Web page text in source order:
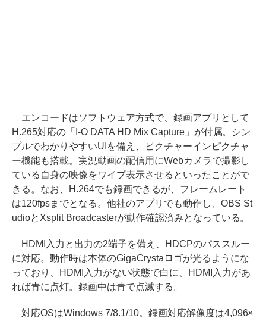
エンコードはソフトウェア方式で、録画アプリとして
H.265対応の「I-O DATA HD Mix Capture」が付属。シン
プルでわかりやすいUIを備え、ピクチャーインピクチャ
ー機能も搭載。実況動画の配信用にWebカメラで撮影し
ている自身の映像をワイプ表示させるといったことがで
きる。なお、H.264でも録画できるが、フレームレート
は120fpsまでとなる。他社のアプリでも動作し、OBS St
udioとXsplit Broadcasterが動作確認済みとなっている。
HDMI入力と出力の2端子を備え、HDCPのパススルー
に対応。動作時は本体のGigaCrystaロゴが光るようにな
っており、HDMI入力がない状態で白に、HDMI入力があ
れば青に点灯。録画中は青で点滅する。
対応OSはWindows 7/8.1/10。録画対応解像度は4,096×